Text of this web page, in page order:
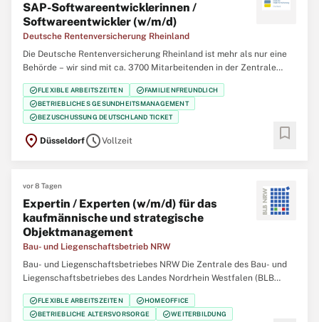
SAP-Softwareentwicklerinnen /
Softwareentwickler (w/m/d)
Deutsche Rentenversicherung Rheinland
Die Deutsche Rentenversicherung Rheinland ist mehr als nur eine
Behörde – wir sind mit ca. 3700 Mitarbeitenden in der Zentrale
(Düsseldorf), 12 regionalen Service-Zentren und einem eigenem
Klinikverbund mit 5 Rehabilitationskliniken einer der größten
Regionalträger der gesetzlichen
check_circleFLEXIBLE ARBEITSZEITEN check_circleFAMILIENFREUNDLICH
check_circleBETRIEBLICHES GESUNDHEITSMANAGEMENT
check_circleBEZUSCHUSSUNG DEUTSCHLAND TICKET
location_on DüsseldorfscheduleVollzeit bookmark
vor 8 Tagen
Expertin / Experten (w/m/d) für das
kaufmännische und strategische
Objektmanagement
Bau- und Liegenschaftsbetrieb NRW
Bau- und Liegenschaftsbetriebes NRW Die Zentrale des Bau- und
Liegenschaftsbetriebes des Landes Nordrhein Westfalen (BLB
NRW) sucht zum nächstmöglichen Zeitpunkt eine/n Expertin /
Experten (w/m/d) für das kaufmännische und strategische
Objektmanagement Der Bau- und Liegenschaftsbetrieb
check_circleFLEXIBLE ARBEITSZEITEN check_circleHOMEOFFICE
check_circleBETRIEBLICHE ALTERSVORSORGE check_circleWEITERBILDUNG